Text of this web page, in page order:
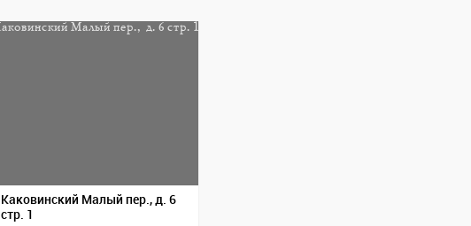
Каковинский Малый пер., д. 6
стр. 1